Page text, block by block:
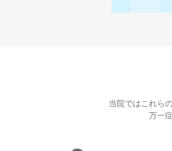
当院ではこれら
万一